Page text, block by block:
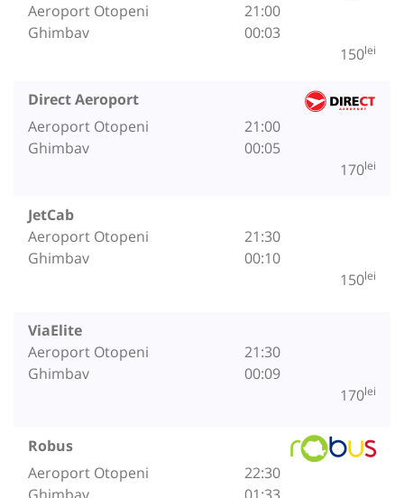
Aeroport Otopeni
Ghimbav
21:00
00:03
150lei
Direct Aeroport
Aeroport Otopeni
Ghimbav
21:00
00:05
170lei
JetCab
Aeroport Otopeni
Ghimbav
21:30
00:10
150lei
ViaElite
Aeroport Otopeni
Ghimbav
21:30
00:09
170lei
Robus
Aeroport Otopeni
22:30